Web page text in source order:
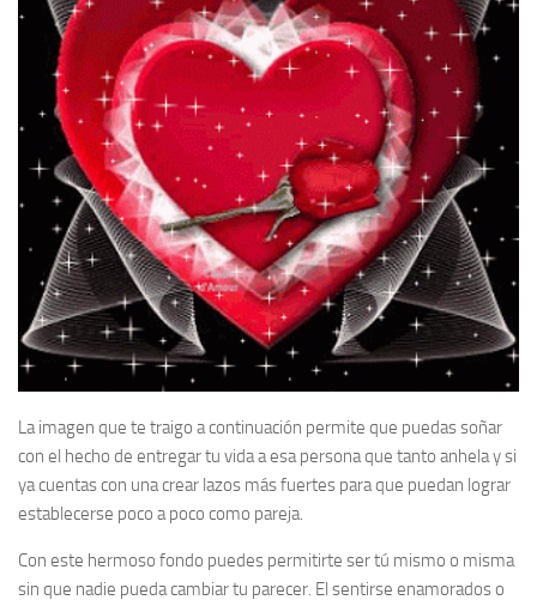
La imagen que te traigo a continuación permite que puedas soñar
con el hecho de entregar tu vida a esa persona que tanto anhela y si
ya cuentas con una crear lazos más fuertes para que puedan lograr
establecerse poco a poco como pareja.
Con este hermoso fondo puedes permitirte ser tú mismo o misma
sin que nadie pueda cambiar tu parecer. El sentirse enamorados o